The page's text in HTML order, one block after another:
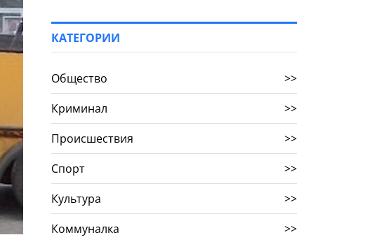
КАТЕГОРИИ
Общество
>>
Криминал
>>
Происшествия
>>
Спорт
>>
Культура
>>
Коммуналка
>>